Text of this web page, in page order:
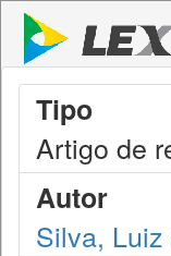
Tipo
Artigo de
Autor
Silva,